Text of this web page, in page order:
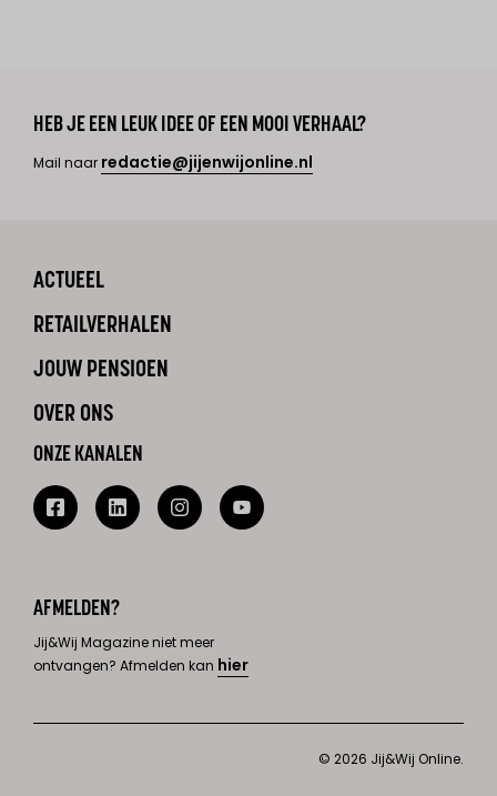
HEB JE EEN LEUK IDEE OF EEN MOOI VERHAAL?
Mail naar redactie@jijenwijonline.nl
ACTUEEL
RETAILVERHALEN
JOUW PENSIOEN
OVER ONS
ONZE KANALEN
AFMELDEN?
Jij&Wij Magazine niet meer
ontvangen? Afmelden kan hier
© 2026 Jij&Wij Online.